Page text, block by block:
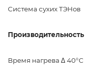
Система сухих ТЭНов
Производительность
Время нагрева Δ 40°С